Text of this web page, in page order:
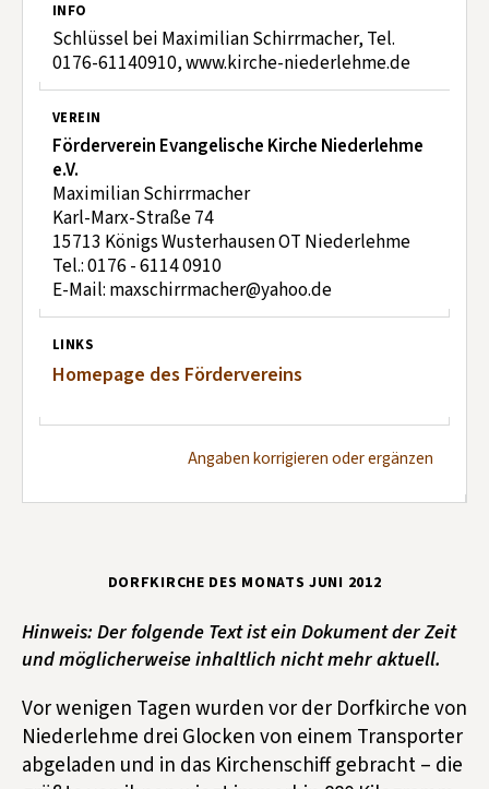
INFO
Schlüssel bei Maximilian Schirrmacher, Tel.
0176-61140910, www.kirche-niederlehme.de
VEREIN
Förderverein Evangelische Kirche Niederlehme
e.V.
Maximilian Schirrmacher
Karl-Marx-Straße 74
15713 Königs Wusterhausen OT Niederlehme
Tel.: 0176 - 6114 0910
E-Mail: maxschirrmacher@yahoo.de
LINKS
Homepage des Fördervereins
Angaben korrigieren oder ergänzen
DORFKIRCHE DES MONATS JUNI 2012
Hinweis: Der folgende Text ist ein Dokument der Zeit
und möglicherweise inhaltlich nicht mehr aktuell.
Vor wenigen Tagen wurden vor der Dorfkirche von
Niederlehme drei Glocken von einem Transporter
abgeladen und in das Kirchenschiff gebracht – die